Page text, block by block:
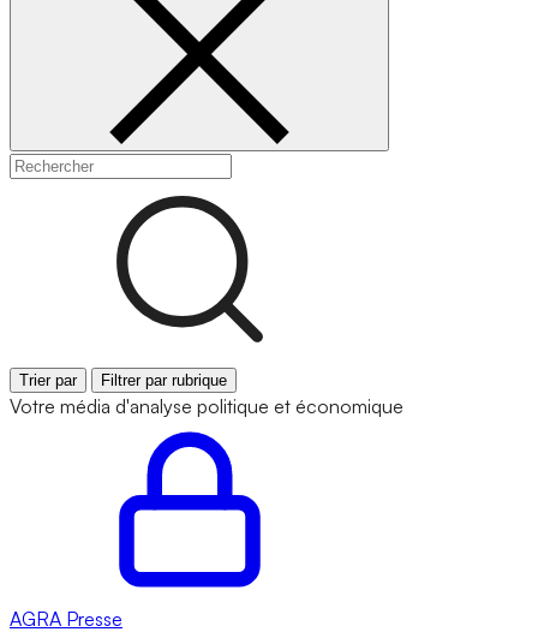
Trier par Filtrer par rubrique
Votre média d'analyse politique et économique
AGRA Presse